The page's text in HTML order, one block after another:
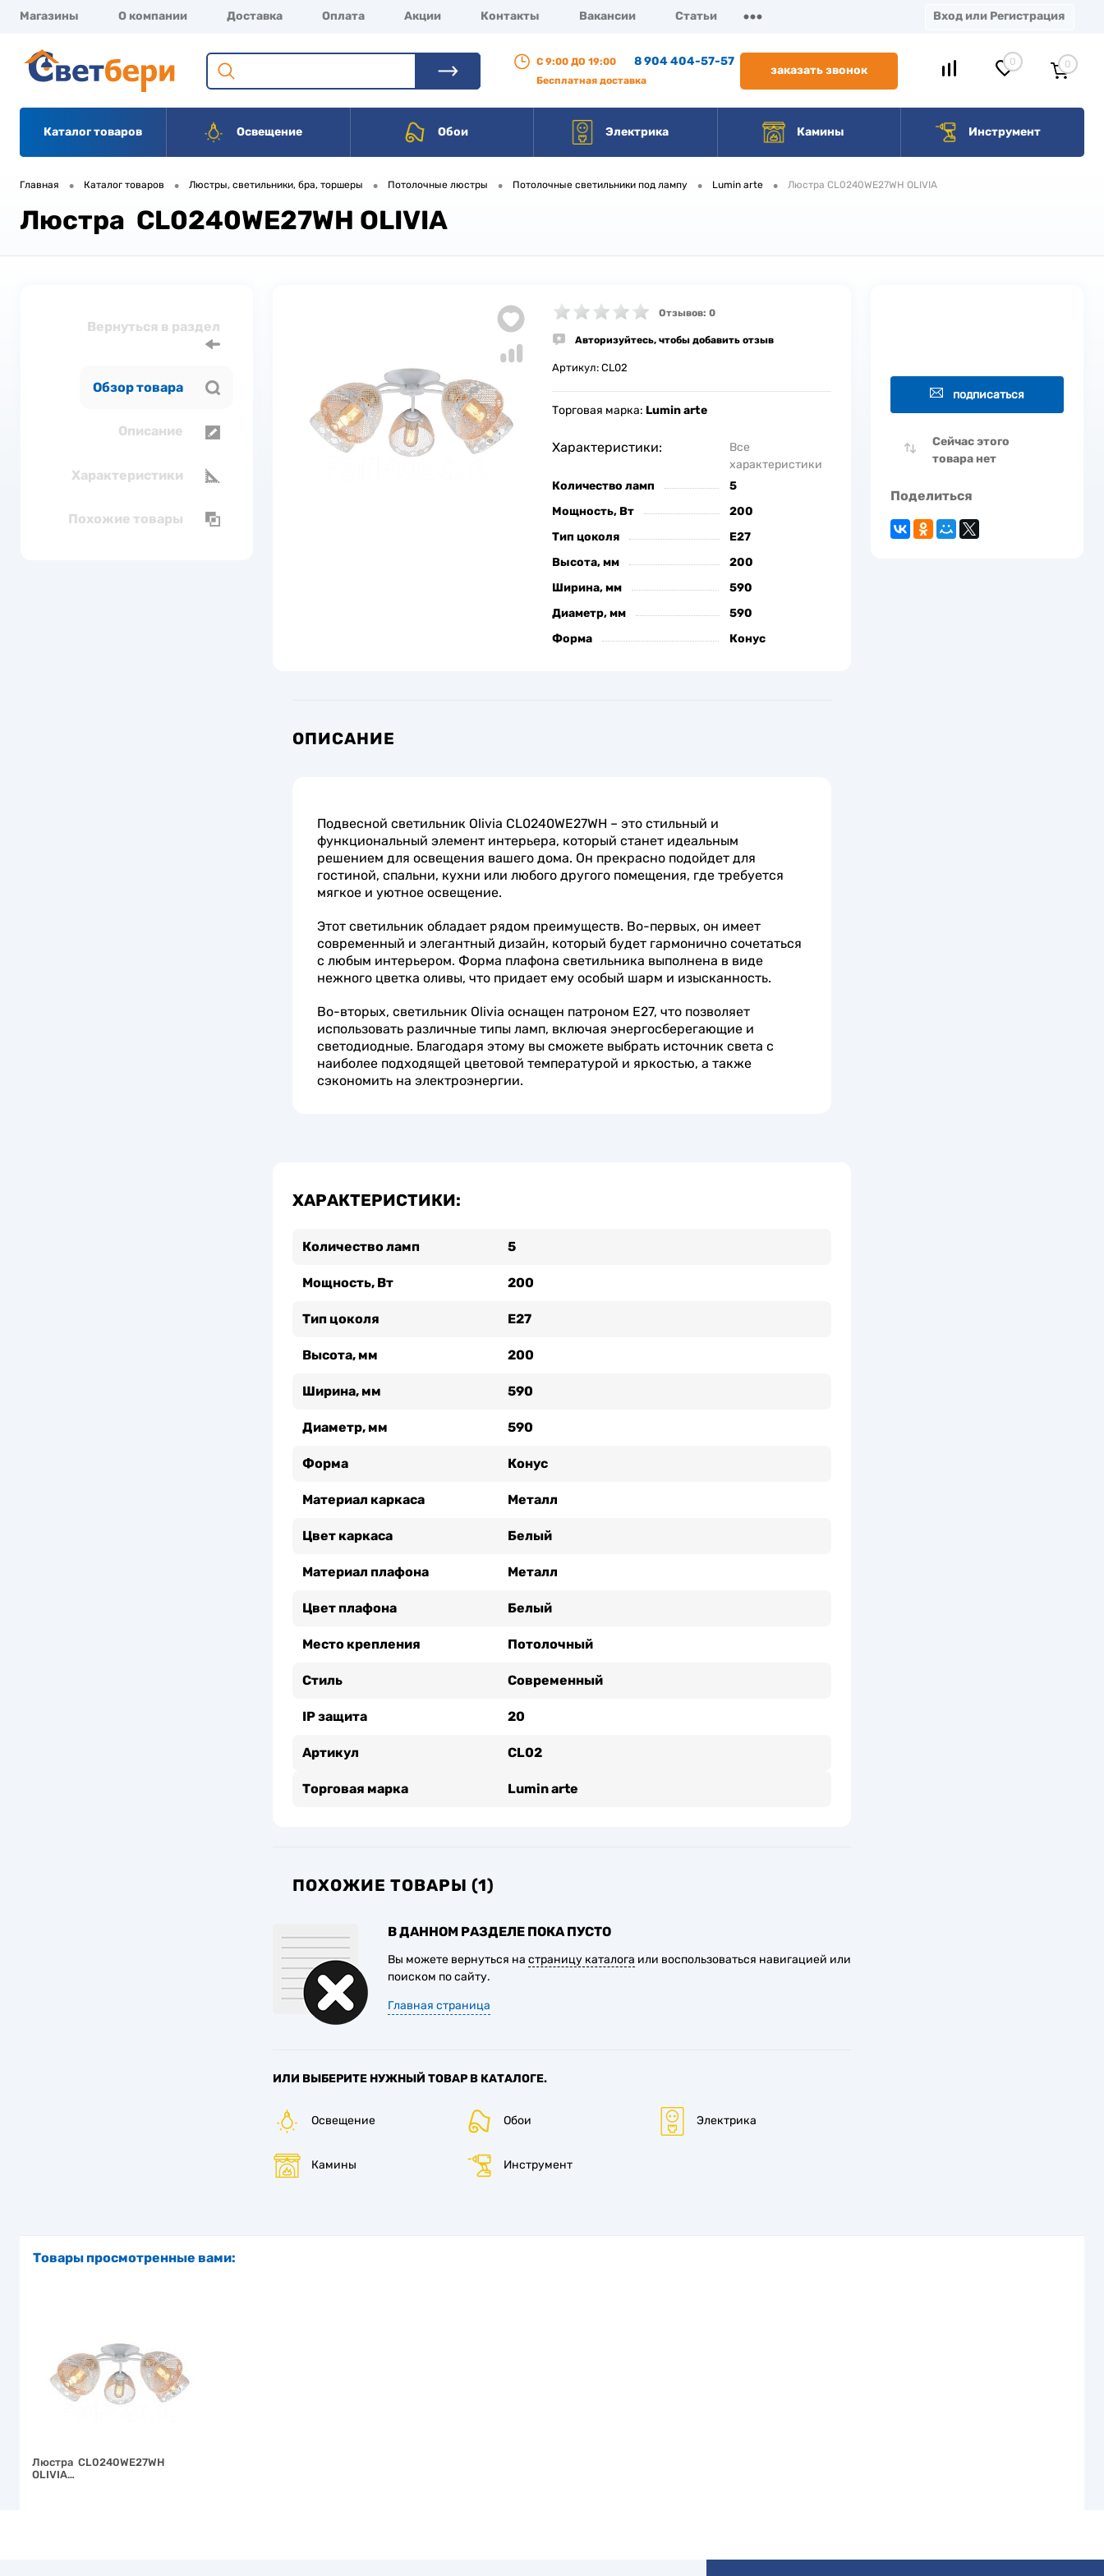
Магазины О компании Доставка Оплата Акции Контакты Вакансии Статьи Вход или Регистрация
С 9:00 ДО 19:00 8 904 404-57-57
Бесплатная доставка
заказать звонок
0 0
Каталог товаров Освещение Обои Электрика Камины Инструмент
Главная • Каталог товаров • Люстры, светильники, бра, торшеры • Потолочные люстры • Потолочные светильники под лампу • Lumin arte • Люстра CL0240WE27WH OLIVIA
Люстра CL0240WE27WH OLIVIA
Вернуться в раздел
Обзор товара
Описание
Характеристики
Похожие товары
Отзывов: 0
Авторизуйтесь, чтобы добавить отзыв
Артикул: CL02
Торговая марка: Lumin arte
Характеристики:
Все
характеристики
Количество ламп
5
Мощность, Вт
200
Тип цоколя
Е27
Высота, мм
200
Ширина, мм
590
Диаметр, мм
590
Форма
Конус
ОПИСАНИЕ
Подвесной светильник Olivia CL0240WE27WH – это стильный и
функциональный элемент интерьера, который станет идеальным
решением для освещения вашего дома. Он прекрасно подойдет для
гостиной, спальни, кухни или любого другого помещения, где требуется
мягкое и уютное освещение.
Этот светильник обладает рядом преимуществ. Во-первых, он имеет
современный и элегантный дизайн, который будет гармонично сочетаться
с любым интерьером. Форма плафона светильника выполнена в виде
нежного цветка оливы, что придает ему особый шарм и изысканность.
Во-вторых, светильник Olivia оснащен патроном E27, что позволяет
использовать различные типы ламп, включая энергосберегающие и
светодиодные. Благодаря этому вы сможете выбрать источник света с
наиболее подходящей цветовой температурой и яркостью, а также
сэкономить на электроэнергии.
ХАРАКТЕРИСТИКИ:
Количество ламп 5
Мощность, Вт 200
Тип цоколя Е27
Высота, мм 200
Ширина, мм 590
Диаметр, мм 590
Форма Конус
Материал каркаса Металл
Цвет каркаса Белый
Материал плафона Металл
Цвет плафона Белый
Место крепления Потолочный
Стиль Современный
IP защита 20
Артикул CL02
Торговая марка Lumin arte
ПОХОЖИЕ ТОВАРЫ (1)
В ДАННОМ РАЗДЕЛЕ ПОКА ПУСТО
Вы можете вернуться на страницу каталога или воспользоваться навигацией или
поиском по сайту.
Главная страница
ИЛИ ВЫБЕРИТЕ НУЖНЫЙ ТОВАР В КАТАЛОГЕ.
Освещение Обои Электрика
Камины Инструмент
подписаться
Сейчас этого
товара нет
Поделиться
Товары просмотренные вами:
Люстра CL0240WE27WH
OLIVIA…